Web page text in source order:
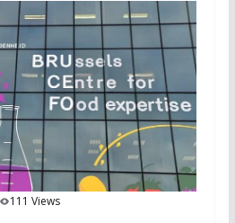
111 Views